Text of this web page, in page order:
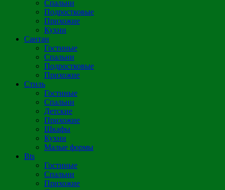
Спальни
Подростковые
Прихожие
Кухни
Сантан
Гостиные
Спальни
Подростковые
Прихожие
Стиль
Гостиные
Спальни
Детские
Прихожие
Шкафы
Кухни
Малые формы
Bts
Гостиные
Спальни
Прихожие